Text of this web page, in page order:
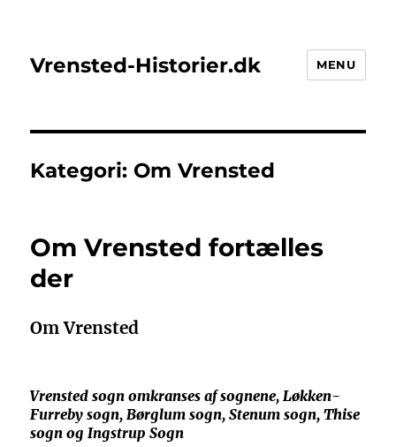
Vrensted-Historier.dk MENU
Kategori: Om Vrensted
Om Vrensted fortælles
der
Om Vrensted
Vrensted sogn omkranses af sognene, Løkken-
Furreby sogn, Børglum sogn, Stenum sogn, Thise
sogn og Ingstrup Sogn